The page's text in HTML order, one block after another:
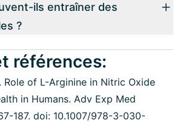
ils entraîner des
?
références:
Role of L-Arginine in Nitric Oxide
in Humans. Adv Exp Med
187. doi: 10.1007/978-3-030-